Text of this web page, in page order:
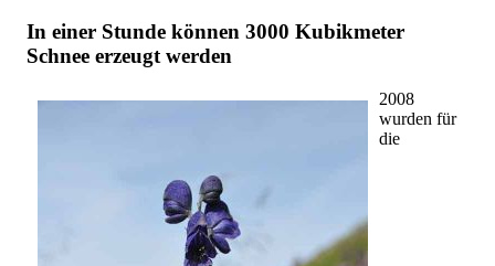
In einer Stunde können 3000 Kubikmeter
Schnee erzeugt werden
2008
wurden für
die